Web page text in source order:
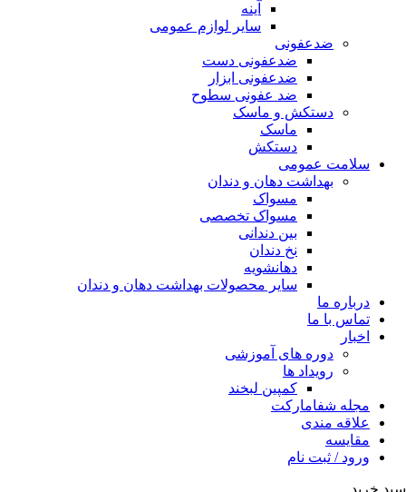
آینه
سایر لوازم عمومی
ضدعفونی
ضدعفونی دست
ضدعفونی ابزار
ضد عفونی سطوح
دستکش و ماسک
ماسک
دستکش
سلامت عمومی
بهداشت دهان و دندان
مسواک
مسواک تخصصی
بین دندانی
نخ دندان
دهانشویه
سایر محصولات بهداشت دهان و دندان
درباره ما
تماس با ما
اخبار
دوره های آموزشی
رویداد ها
کمپین لبخند
مجله شفامارکت
علاقه مندی
مقایسه
ورود / ثبت نام
سبد خرید